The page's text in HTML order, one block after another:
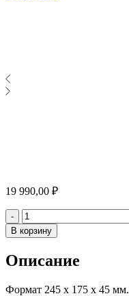
19 990,00 ₽
- Количество
В корзину
Описание
Формат 245 х 175 х 45 мм.